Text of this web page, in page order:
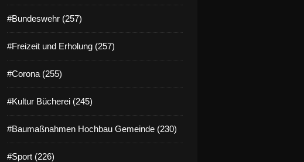
#Bundeswehr (257)
#Freizeit und Erholung (257)
#Corona (255)
#Kultur Bücherei (245)
#Baumaßnahmen Hochbau Gemeinde (230)
#Sport (226)